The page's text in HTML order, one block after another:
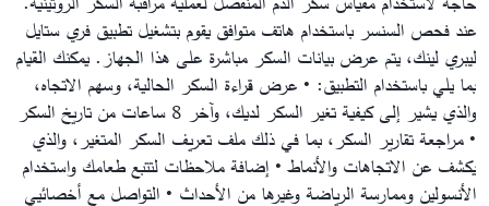
عند فحص السنسر باستخدام هاتف متوافق يقوم بتشغيل تطبيق فري ستايل
ليبري لينك، يتم عرض بيانات السكر مباشرة على هذا الجهاز. يمكنك القيام
بما يلي باستخدام التطبيق: • عرض قراءة السكر الحالية، وسهم الاتجاه،
والذي يشير إلى كيفية تغير السكر لديك، وآخر 8 ساعات من تاريخ السكر
• مراجعة تقارير السكر، بما في ذلك ملف تعريف السكر المتغير، والذي
يكشف عن الاتجاهات والأنماط • إضافة ملاحظات لتتبع طعامك واستخدام
الأنسولين وممارسة الرياضة وغيرها من الأحداث • التواصل مع أخصائيي